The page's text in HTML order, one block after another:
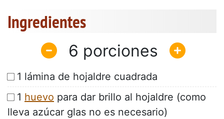
Ingredientes
6
1 lámina de hojaldre cuadrada
1 huevo para dar brillo al hojaldre (como
lleva azúcar glas no es necesario)